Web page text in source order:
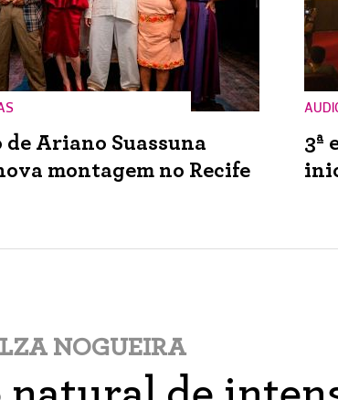
de Ariano Suassuna
montagem no Recife
3ª
NOGUEIRA